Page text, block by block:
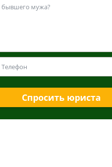
Спросить юриста